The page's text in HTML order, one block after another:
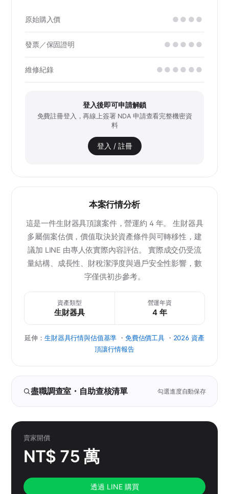
原始購入價 ●●●●
發票／保固證明 ●●●●●
維修紀錄 ●●●●●●
登入後即可申請解鎖
免費註冊登入，再線上簽署 NDA 申請查看完整機密資
料
登入 / 註冊
本案行情分析
這是一件生財器具頂讓案件，營運約 4 年。 生財器具
多屬個案估價，價值取決於資產條件與可轉移性，建
議加 LINE 由專人依實際內容評估。 實際成交仍受流
量結構、成長性、財稅潔淨度與過戶安全性影響，數
字僅供初步參考。
資產類型
生財器具
營運年資
4 年
延伸： 生財器具行情與估值基準 ・ 免費估價工具・ 2026 資產
頂讓行情報告
盡職調查室・自助查核清單 勾選進度自動保存
賣家開價
NT$ 75 萬
透過 LINE 購買